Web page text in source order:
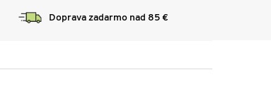
Doprava zadarmo nad 85 €